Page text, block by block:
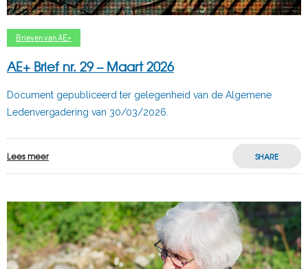
Brieven van AE+
AE+ Brief nr. 29 – Maart 2026
Document gepubliceerd ter gelegenheid van de Algemene
Ledenvergadering van 30/03/2026.
Lees meer SHARE